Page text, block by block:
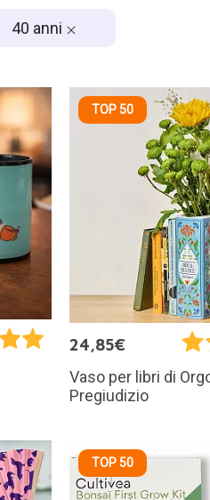
40 anni
TOP 50
24,85€
Vaso per libri di
Pregiudizio
TOP 50